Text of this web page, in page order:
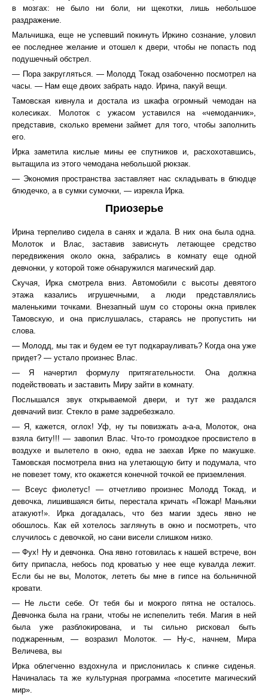
в мозгах: не было ни боли, ни щекотки, лишь небольшое
раздражение.
Мальчишка, еще не успевший покинуть Иркино сознание, уловил
ее последнее желание и отошел к двери, чтобы не попасть под
подушечный обстрел.
— Пора закругляться. — Молодд Токад озабоченно посмотрел на
часы. — Нам еще двоих забрать надо. Ирина, пакуй вещи.
Тамовская кивнула и достала из шкафа огромный чемодан на
колесиках. Молоток с ужасом уставился на «чемоданчик»,
представив, сколько времени займет для того, чтобы заполнить
его.
Ирка заметила кислые мины ее спутников и, расхохотавшись,
вытащила из этого чемодана небольшой рюкзак.
— Экономия пространства заставляет нас складывать в блюдце
блюдечко, а в сумки сумочки, — изрекла Ирка.
Приозерье
Ирина терпеливо сидела в санях и ждала. В них она была одна.
Молоток и Влас, заставив зависнуть летающее средство
передвижения около окна, забрались в комнату еще одной
девчонки, у которой тоже обнаружился магический дар.
Скучая, Ирка смотрела вниз. Автомобили с высоты девятого
этажа казались игрушечными, а люди представлялись
маленькими точками. Внезапный шум со стороны окна привлек
Тамовскую, и она прислушалась, стараясь не пропустить ни
слова.
― Молодд, мы так и будем ее тут подкарауливать? Когда она уже
придет? ― устало произнес Влас.
― Я начертил формулу притягательности. Она должна
подействовать и заставить Миру зайти в комнату.
Послышался звук открываемой двери, и тут же раздался
девчачий визг. Стекло в раме задребезжало.
― Я, кажется, оглох! Уф, ну ты повизжать а-а-а, Молоток, она
взяла биту!!! ― завопил Влас. Что-то громоздкое просвистело в
воздухе и вылетело в окно, едва не заехав Ирке по макушке.
Тамовская посмотрела вниз на улетающую биту и подумала, что
не повезет тому, кто окажется конечной точкой ее приземления.
― Всеус фиолетус! ― отчетливо произнес Молодд Токад, и
девочка, лишившаяся биты, перестала кричать «Пожар! Маньяки
атакуют!». Ирка догадалась, что без магии здесь явно не
обошлось. Как ей хотелось заглянуть в окно и посмотреть, что
случилось с девочкой, но сани висели слишком низко.
― Фух! Ну и девчонка. Она явно готовилась к нашей встрече, вон
биту припасла, небось под кроватью у нее еще кувалда лежит.
Если бы не вы, Молоток, лететь бы мне в гипсе на больничной
кровати.
― Не льсти себе. От тебя бы и мокрого пятна не осталось.
Девчонка была на грани, чтобы не испепелить тебя. Магия в ней
была уже разблокирована, и ты сильно рисковал быть
поджаренным, ― возразил Молоток. ― Ну-с, начнем, Мира
Величева, вы
Ирка облегченно вздохнула и прислонилась к спинке сиденья.
Начиналась та же культурная программа «посетите магический
мир».